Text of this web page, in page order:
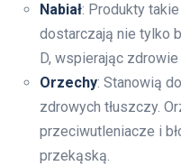
Nabiał: Produkty
dostarczają nie tylko
D, wspierając
Orzechy: Stanowią
zdrowych tłuszczy.
przeciwutleniacze i
przekąską.